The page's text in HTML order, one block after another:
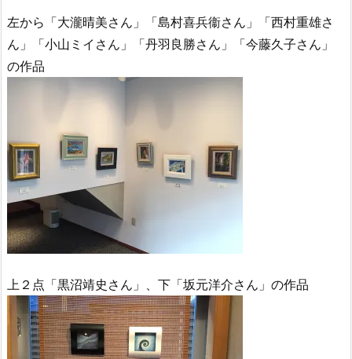
左から「大瀧晴美さん」「島村喜兵衞さん」「西村重雄さ
ん」「小山ミイさん」「丹羽良勝さん」「今藤久子さん」
の作品
上２点「黒沼靖史さん」、下「坂元洋介さん」の作品